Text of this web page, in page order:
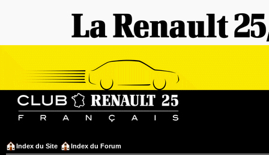
Index du Site Index du Forum